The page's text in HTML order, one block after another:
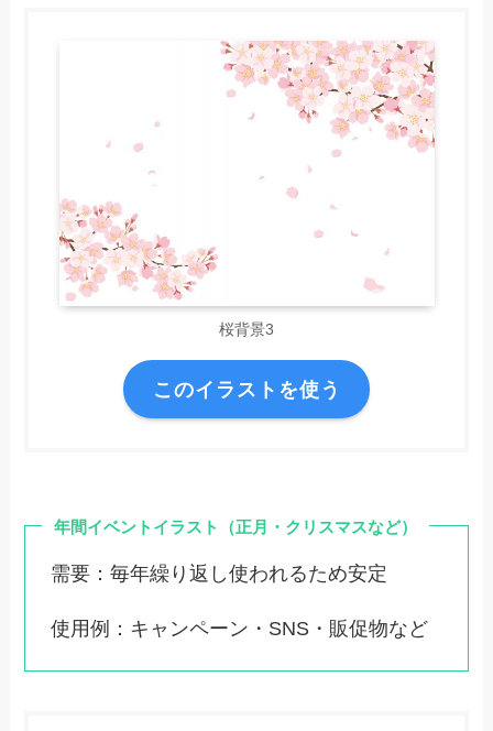
桜背景3
このイラストを使う
年間イベントイラスト（正月・クリスマスなど）
需要：毎年繰り返し使われるため安定
使用例：キャンペーン・SNS・販促物など